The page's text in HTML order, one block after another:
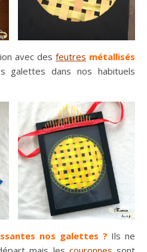
avec des feutres métallisés
galettes dans nos habituels
nos galettes ? Ils ne